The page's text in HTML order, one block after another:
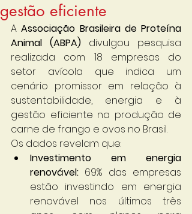
gestão eficiente
A Associação Brasileira de Proteína
Animal (ABPA) divulgou pesquisa
realizada com 18 empresas do
setor avícola que indica um
cenário promissor em relação à
sustentabilidade, energia e à
gestão eficiente na produção de
carne de frango e ovos no Brasil.
Os dados revelam que:
Investimento em energia
renovável: 69% das empresas
estão investindo em energia
renovável nos últimos três